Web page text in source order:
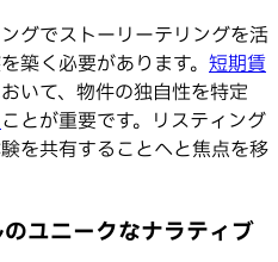
グでストーリーテリングを活
築く必要があります。 短期賃
いて、物件の独自性を特定
ことが重要です。リスティング
を共有することへと焦点を移
ユニークなナラティブ